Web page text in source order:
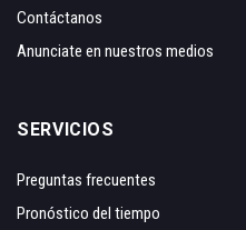
Contáctanos
Anunciate en nuestros medios
SERVICIOS
Preguntas frecuentes
Pronóstico del tiempo